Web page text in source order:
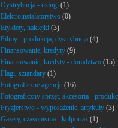
Dystrybucja - usługi (1)
Elektroinstalatorstwo (0)
Etykiety, naklejki (3)
Filmy - produkcja, dystrybucja (4)
Finansowanie, kredyty (9)
Finansowanie, kredyty - doradztwo (15)
Flagi, sztandary (1)
Fotograficzne agencje (16)
Fotograficzny sprzęt, akcesoria -
Fryzjerstwo - wyposażenie, artykuły (3)
Gazety, czasopisma - kolportaż (1)